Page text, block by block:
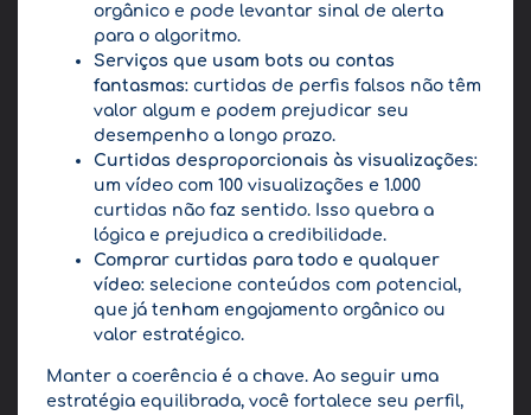
orgânico e pode levantar sinal de alerta
para o algoritmo.
Serviços que usam bots ou contas
fantasmas: curtidas de perfis falsos não têm
valor algum e podem prejudicar seu
desempenho a longo prazo.
Curtidas desproporcionais às visualizações:
um vídeo com 100 visualizações e 1.000
curtidas não faz sentido. Isso quebra a
lógica e prejudica a credibilidade.
Comprar curtidas para todo e qualquer
vídeo: selecione conteúdos com potencial,
que já tenham engajamento orgânico ou
valor estratégico.
Manter a coerência é a chave. Ao seguir uma
estratégia equilibrada, você fortalece seu perfil,